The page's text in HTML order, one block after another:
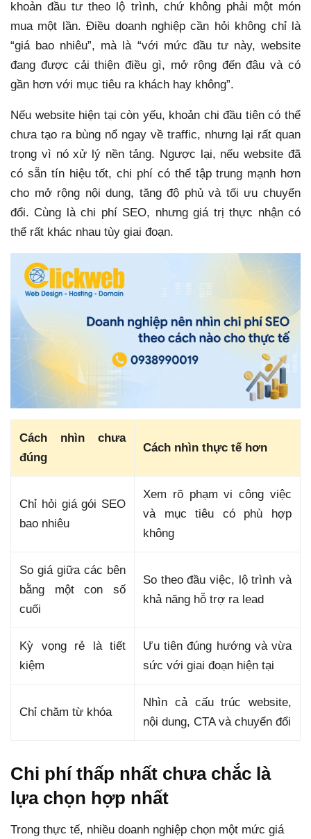
khoản đầu tư theo lộ trình, chứ không phải một món
mua một lần. Điều doanh nghiệp cần hỏi không chỉ là
“giá bao nhiêu”, mà là “với mức đầu tư này, website
đang được cải thiện điều gì, mở rộng đến đâu và có
gần hơn với mục tiêu ra khách hay không”.
Nếu website hiện tại còn yếu, khoản chi đầu tiên có thể
chưa tạo ra bùng nổ ngay về traffic, nhưng lại rất quan
trọng vì nó xử lý nền tảng. Ngược lại, nếu website đã
có sẵn tín hiệu tốt, chi phí có thể tập trung mạnh hơn
cho mở rộng nội dung, tăng độ phủ và tối ưu chuyển
đổi. Cùng là chi phí SEO, nhưng giá trị thực nhận có
thể rất khác nhau tùy giai đoạn.
Cách nhìn chưa
đúng
Cách nhìn thực tế hơn
Chỉ hỏi giá gói SEO
bao nhiêu
Xem rõ phạm vi công việc
và mục tiêu có phù hợp
không
So giá giữa các bên
bằng một con số
cuối
So theo đầu việc, lộ trình và
khả năng hỗ trợ ra lead
Kỳ vọng rẻ là tiết
kiệm
Ưu tiên đúng hướng và vừa
sức với giai đoạn hiện tại
Chỉ chăm từ khóa
Nhìn cả cấu trúc website,
nội dung, CTA và chuyển đổi
Chi phí thấp nhất chưa chắc là
lựa chọn hợp nhất
Trong thực tế, nhiều doanh nghiệp chọn một mức giá